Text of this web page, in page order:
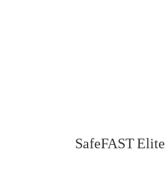
SafeFAST Elite